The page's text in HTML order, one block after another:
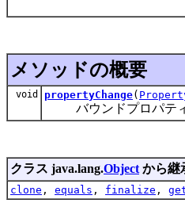
メソッドの概要
void propertyChange(
バウンドプロパティ
クラス java.lang.Object から継
clone , equals , finalize ,